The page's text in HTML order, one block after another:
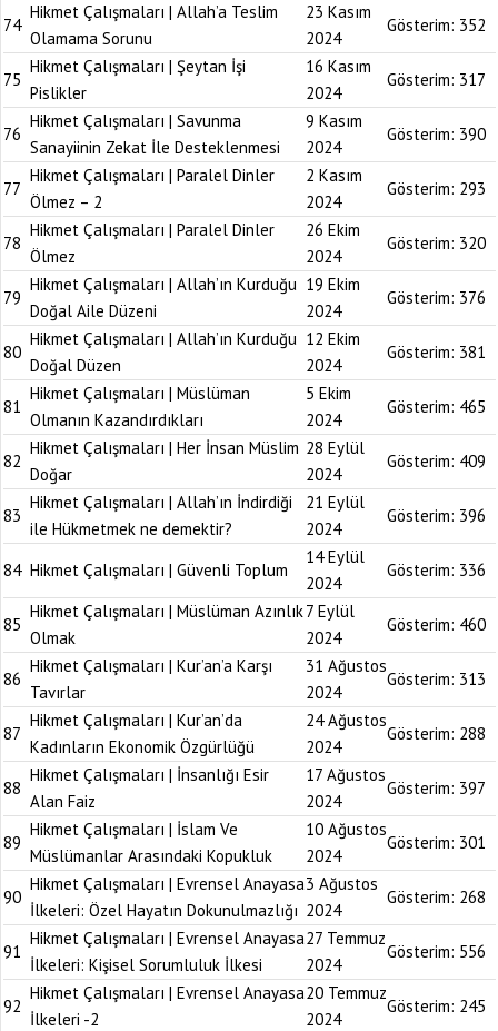
74
Hikmet Çalışmaları | Allah’a Teslim
Olamama Sorunu
23 Kasım
2024
Gösterim: 352
75
Hikmet Çalışmaları | Şeytan İşi
Pislikler
16 Kasım
2024
Gösterim: 317
76
Hikmet Çalışmaları | Savunma
Sanayiinin Zekat İle Desteklenmesi
9 Kasım
2024
Gösterim: 390
77
Hikmet Çalışmaları | Paralel Dinler
Ölmez – 2
2 Kasım
2024
Gösterim: 293
78
Hikmet Çalışmaları | Paralel Dinler
Ölmez
26 Ekim
2024
Gösterim: 320
79
Hikmet Çalışmaları | Allah’ın Kurduğu
Doğal Aile Düzeni
19 Ekim
2024
Gösterim: 376
80
Hikmet Çalışmaları | Allah’ın Kurduğu
Doğal Düzen
12 Ekim
2024
Gösterim: 381
81
Hikmet Çalışmaları | Müslüman
Olmanın Kazandırdıkları
5 Ekim
2024
Gösterim: 465
82
Hikmet Çalışmaları | Her İnsan Müslim
Doğar
28 Eylül
2024
Gösterim: 409
83
Hikmet Çalışmaları | Allah’ın İndirdiği
ile Hükmetmek ne demektir?
21 Eylül
2024
Gösterim: 396
84 Hikmet Çalışmaları | Güvenli Toplum
14 Eylül
2024
Gösterim: 336
85
Hikmet Çalışmaları | Müslüman Azınlık
Olmak
7 Eylül
2024
Gösterim: 460
86
Hikmet Çalışmaları | Kur’an’a Karşı
Tavırlar
31 Ağustos
2024
Gösterim: 313
87
Hikmet Çalışmaları | Kur’an’da
Kadınların Ekonomik Özgürlüğü
24 Ağustos
2024
Gösterim: 288
88
Hikmet Çalışmaları | İnsanlığı Esir
Alan Faiz
17 Ağustos
2024
Gösterim: 397
89
Hikmet Çalışmaları | İslam Ve
Müslümanlar Arasındaki Kopukluk
10 Ağustos
2024
Gösterim: 301
90
Hikmet Çalışmaları | Evrensel Anayasa
İlkeleri: Özel Hayatın Dokunulmazlığı
3 Ağustos
2024
Gösterim: 268
91
Hikmet Çalışmaları | Evrensel Anayasa
İlkeleri: Kişisel Sorumluluk İlkesi
27 Temmuz
2024
Gösterim: 556
92
Hikmet Çalışmaları | Evrensel Anayasa
İlkeleri -2
20 Temmuz
2024
Gösterim: 245